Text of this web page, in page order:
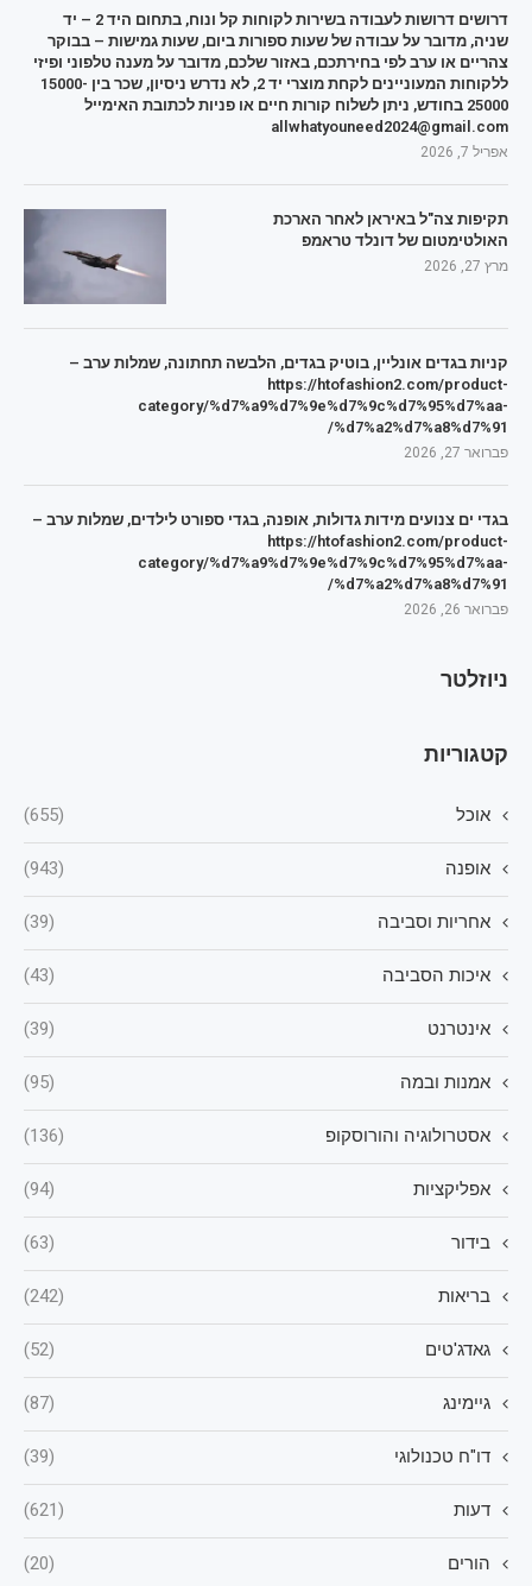
דרושים דרושות לעבודה בשירות לקוחות קל ונוח, בתחום היד 2 – יד
שניה, מדובר על עבודה של שעות ספורות ביום, שעות גמישות – בבוקר
צהריים או ערב לפי בחירתכם, באזור שלכם, מדובר על מענה טלפוני ופיזי
ללקוחות המעוניינים לקחת מוצרי יד 2, לא נדרש ניסיון, שכר בין 15000-
25000 בחודש, ניתן לשלוח קורות חיים או פניות לכתובת האימייל
allwhatyouneed2024@gmail.com
אפריל 7, 2026
תקיפות צה"ל באיראן לאחר הארכת
האולטימטום של דונלד טראמפ
מרץ 27, 2026
קניות בגדים אונליין, בוטיק בגדים, הלבשה תחתונה, שמלות ערב –
https://htofashion2.com/product-
category/%d7%a9%d7%9e%d7%9c%d7%95%d7%aa-
%d7%a2%d7%a8%d7%91/
פברואר 27, 2026
בגדי ים צנועים מידות גדולות, אופנה, בגדי ספורט לילדים, שמלות ערב –
https://htofashion2.com/product-
category/%d7%a9%d7%9e%d7%9c%d7%95%d7%aa-
%d7%a2%d7%a8%d7%91/
פברואר 26, 2026
ניוזלטר
קטגוריות
אוכל (655)
אופנה (943)
אחריות וסביבה (39)
איכות הסביבה (43)
אינטרנט (39)
אמנות ובמה (95)
אסטרולוגיה והורוסקופ (136)
אפליקציות (94)
בידור (63)
בריאות (242)
גאדג'טים (52)
גיימינג (87)
דו"ח טכנולוגי (39)
דעות (621)
הורים (20)